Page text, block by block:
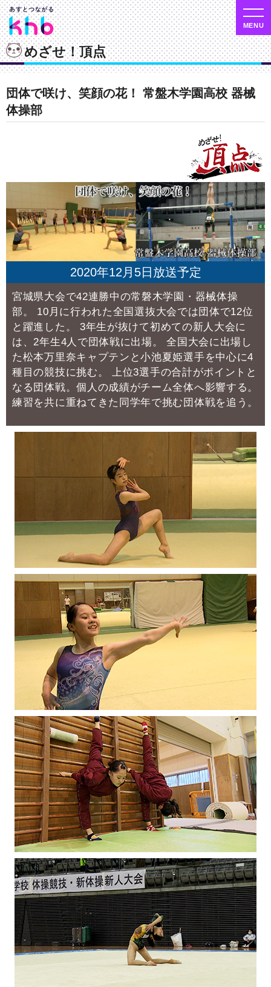
めざせ！頂点
団体で咲け、笑顔の花！ 常盤木学園高校 器械
体操部
2020年12月5日放送予定
宮城県大会で42連勝中の常磐木学園・器械体操
部。
10月に行われた全国選抜大会では団体で12位
と躍進した。
3年生が抜けて初めての新人大会に
は、2年生4人で団体戦に出場。
全国大会に出場し
た松本万里奈キャプテンと小池夏姫選手を中心に4
種目の競技に挑む。
上位3選手の合計がポイントと
なる団体戦。個人の成績がチーム全体へ影響する。
練習を共に重ねてきた同学年で挑む団体戦を追う。